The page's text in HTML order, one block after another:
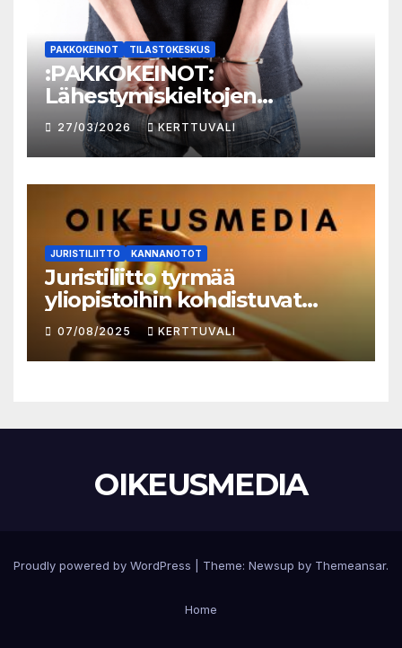
PAKKOKEINOT TILASTOKESKUS
:PAKKOKEINOT:
Lähestymiskieltojen
määrässä huomattavaa
kasvua vuonna 2025
27/03/2026 KERTTUVALI
JURISTILIITTO KANNANOTOT
Juristiliitto tyrmää
yliopistoihin kohdistuvat
säästöt
07/08/2025 KERTTUVALI
OIKEUSMEDIA
Proudly powered by WordPress Theme: Newsup by Themeansar.
Home